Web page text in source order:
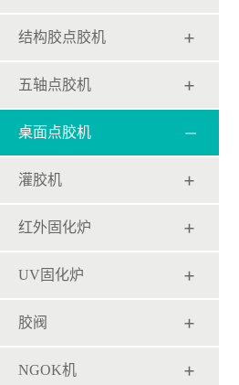
结构胶点胶机
五轴点胶机
桌面点胶机
灌胶机
红外固化炉
UV固化炉
胶阀
NGOK机